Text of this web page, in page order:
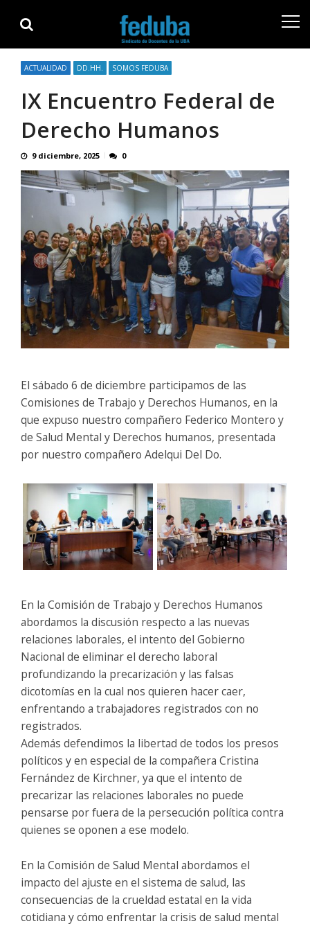
navigation
content
ACTUALIDAD DD.HH. SOMOS FEDUBA
IX Encuentro Federal de
Derecho Humanos
9 diciembre, 2025 0
El sábado 6 de diciembre participamos de las
Comisiones de Trabajo y Derechos Humanos, en la
que expuso nuestro compañero Federico Montero y
de Salud Mental y Derechos humanos, presentada
por nuestro compañero Adelqui Del Do.
En la Comisión de Trabajo y Derechos Humanos
abordamos la discusión respecto a las nuevas
relaciones laborales, el intento del Gobierno
Nacional de eliminar el derecho laboral
profundizando la precarización y las falsas
dicotomías en la cual nos quieren hacer caer,
enfrentando a trabajadores registrados con no
registrados.
Además defendimos la libertad de todos los presos
políticos y en especial de la compañera Cristina
Fernández de Kirchner, ya que el intento de
precarizar las relaciones laborales no puede
pensarse por fuera de la persecución política contra
quienes se oponen a ese modelo.
En la Comisión de Salud Mental abordamos el
impacto del ajuste en el sistema de salud, las
consecuencias de la crueldad estatal en la vida
cotidiana y cómo enfrentar la crisis de salud mental